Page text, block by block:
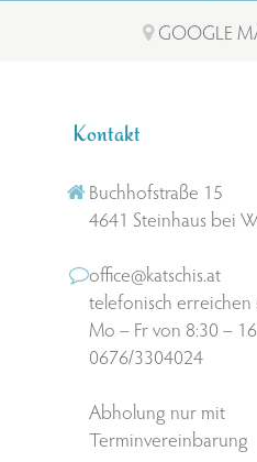
GOOGLE
Kontakt
Buchhofstraße 15
4641 Steinhaus bei
office@katschis.at
telefonisch erreichen
Mo – Fr von 8:30 –
0676/3304024
Abholung nur mit
Terminvereinbarung